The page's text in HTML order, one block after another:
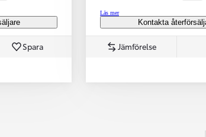
Spara
Läs mer
Kontakta
Jämförelse